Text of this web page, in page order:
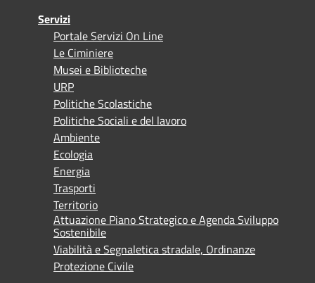
Servizi
Portale Servizi On Line
Le Ciminiere
Musei e Biblioteche
URP
Politiche Scolastiche
Politiche Sociali e del lavoro
Ambiente
Ecologia
Energia
Trasporti
Territorio
Attuazione Piano Strategico e Agenda Sviluppo
Sostenibile
Viabilità e Segnaletica stradale, Ordinanze
Protezione Civile